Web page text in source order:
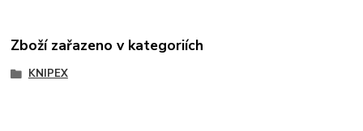
Zboží zařazeno v kategoriích
KNIPEX